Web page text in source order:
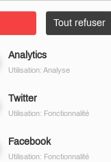
Tout refuser
Analytics
Utilisation: Analyse
Twitter
Utilisation: Fonctionnalité
Facebook
Utilisation: Fonctionnalité